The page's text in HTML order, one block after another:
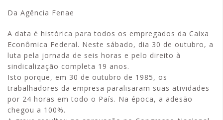
Da Agência Fenae
A data é histórica para todos os empregados da Caixa
Econômica Federal. Neste sábado, dia 30 de outubro, a
luta pela jornada de seis horas e pelo direito à
sindicalização completa 19 anos.
Isto porque, em 30 de outubro de 1985, os
trabalhadores da empresa paralisaram suas atividades
por 24 horas em todo o País. Na época, a adesão
chegou a 100%.